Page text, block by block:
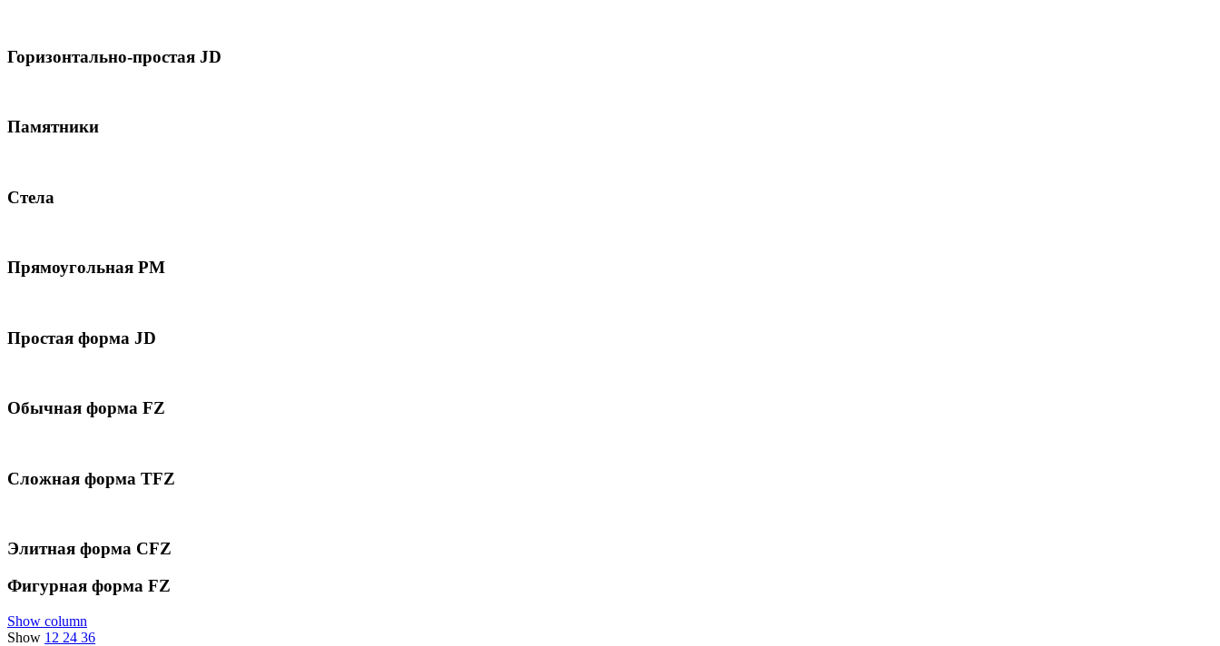
Горизонтально-простая JD
Памятники
Стела
Прямоугольная РМ
Простая форма JD
Обычная форма FZ
Сложная форма ТFZ
Элитная форма CFZ
Фигурная форма FZ
Show column
Show 12 24 36